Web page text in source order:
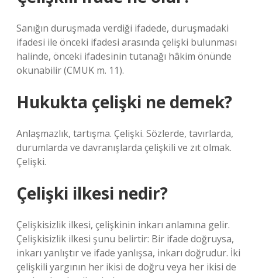
Sanığın duruşmada verdiği ifadede, duruşmadaki
ifadesi ile önceki ifadesi arasında çelişki bulunması
halinde, önceki ifadesinin tutanağı hâkim önünde
okunabilir (CMUK m. 11).
Hukukta çelişki ne demek?
Anlaşmazlık, tartışma. Çelişki. Sözlerde, tavırlarda,
durumlarda ve davranışlarda çelişkili ve zıt olmak.
Çelişki.
Çelişki ilkesi nedir?
Çelişkisizlik ilkesi, çelişkinin inkarı anlamına gelir.
Çelişkisizlik ilkesi şunu belirtir: Bir ifade doğruysa,
inkarı yanlıştır ve ifade yanlışsa, inkarı doğrudur. İki
çelişkili yargının her ikisi de doğru veya her ikisi de